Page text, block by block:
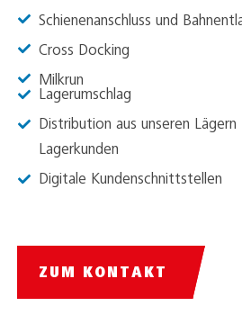
Schienenanschluss und
Cross Docking
Milkrun
Lagerumschlag
Distribution aus unseren Lägern
Lagerkunden
Digitale Kundenschnittstellen
ZUM KONTAKT